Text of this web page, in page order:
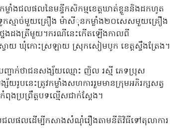
លាំងជលផលនៃមន្ទីកសិកម្មខេត្តឃាត់ខ្លួននិងដកហូត
ទូកស្មាច់មួយគ្រឿង ម៉ាសីុនកម្លាំង២០សេសមួយគ្រឿង
នងដងត្រីមួយ។ករណីនេះកើតឡើងកាលពី
ាយ ឃុំកោះស្រឡាយ ស្រុកសៀមបូក ខេត្តស្ទឹងត្រែង។
ញ្ជាក់ថាជនសង្ស័យឈ្មោះ ញិល រស្មី ភេទប្រុស
រូបនេះត្រូវកម្លាំងសហការរួមមានក្រុមអភិរក្សសត្វ
ងប្រព្រឹត្តបទល្មើសជាក់ស្តែង។
លជលផលដើម្បីកសាងសំណុំរឿងតាមនីតិវិធីទៅតុលាការ